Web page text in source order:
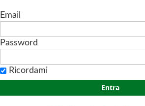
Email
Password
Ricordami
Entra